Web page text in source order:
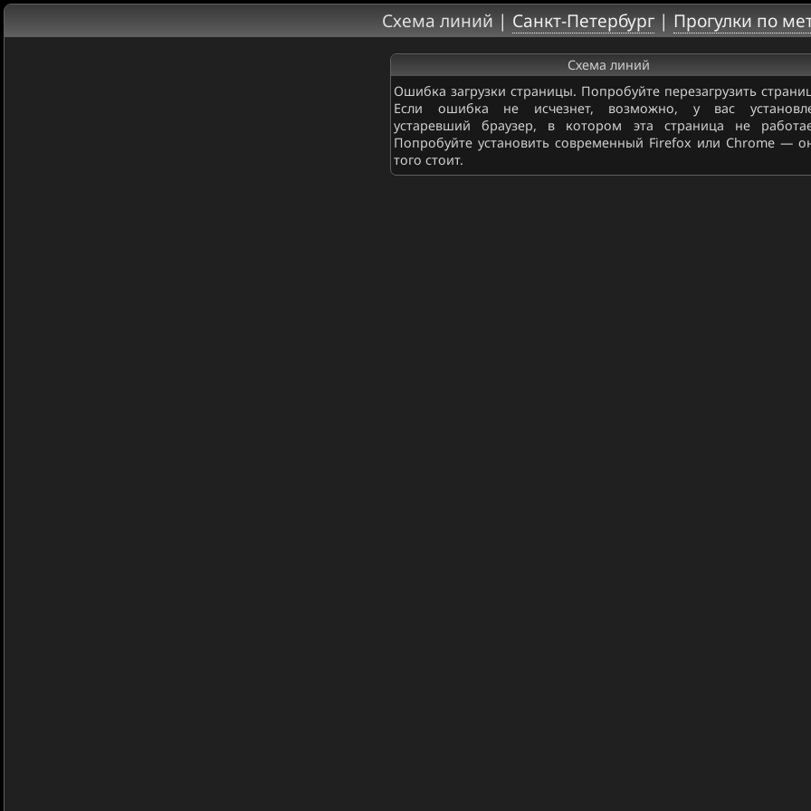
Схема линий | Санкт-Петербург | Прогулки по
Схема линий
Ошибка загрузки страницы. Попробуйте перезагрузить
Если ошибка не исчезнет, возможно, у вас
устаревший браузер, в котором эта страница не
Попробуйте установить современный Firefox или Chrome —
того стоит.